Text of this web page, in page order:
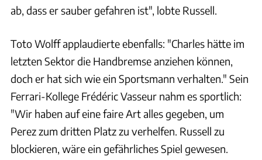
ab, dass er sauber gefahren ist", lobte Russell.
Toto Wolff applaudierte ebenfalls: "Charles hätte im
letzten Sektor die Handbremse anziehen können,
doch er hat sich wie ein Sportsmann verhalten." Sein
Ferrari-Kollege Frédéric Vasseur nahm es sportlich:
"Wir haben auf eine faire Art alles gegeben, um
Perez zum dritten Platz zu verhelfen. Russell zu
blockieren, wäre ein gefährliches Spiel gewesen.